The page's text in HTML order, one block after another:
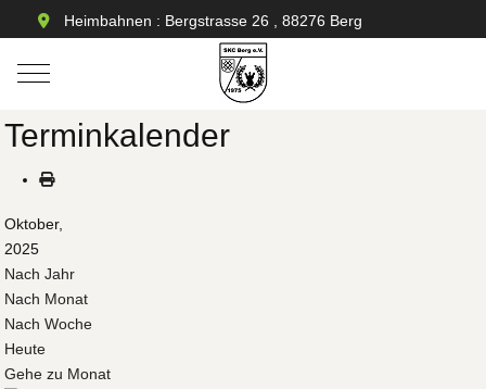
Heimbahnen : Bergstrasse 26 , 88276 Berg
Mobile Menu Toggle
Terminkalender
Oktober,
2025
Nach Jahr
Nach Monat
Nach Woche
Heute
Gehe zu Monat